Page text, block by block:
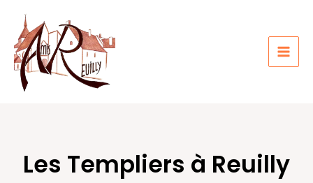
contenu
Les Templiers à Reuilly